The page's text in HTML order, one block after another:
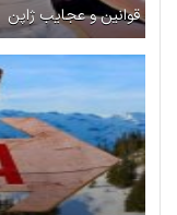
قوانین و عجایب ژاپن